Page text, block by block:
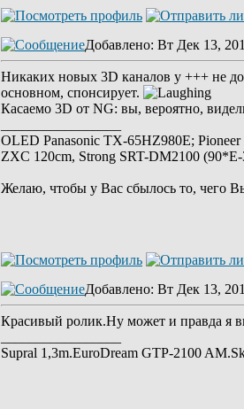
Добавлено: Вт Дек 13,
Никаких новых 3D каналов у +++ не
основном, спонсирует.
Касаемо 3D от NG: вы, вероятно,
OLED Panasonic TX-65HZ980E;
ZXC 120cm, Strong SRT-DM2100
Желаю, чтобы у Вас сбылось то, чего
Добавлено: Вт Дек 13,
Красивый ролик.Ну может и правда я
Supral 1,3m.ЕuroDream GTP-2100